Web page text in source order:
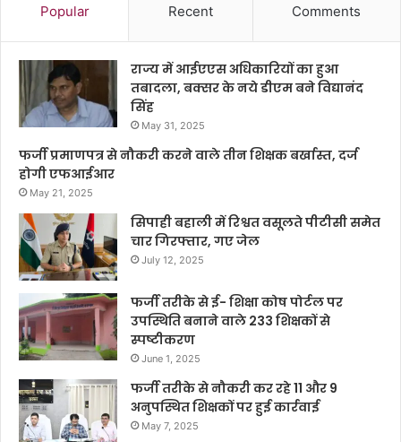
Popular Recent Comments
राज्य में आईएएस अधिकारियों का हुआ
तबादला, बक्सर के नये डीएम बने विद्यानंद
सिंह
May 31, 2025
फर्जी प्रमाणपत्र से नौकरी करने वाले तीन शिक्षक बर्खास्त, दर्ज
होगी एफआईआर
May 21, 2025
सिपाही बहाली में रिश्वत वसूलते पीटीसी समेत
चार गिरफ्तार, गए जेल
July 12, 2025
फर्जी तरीके से ई- शिक्षा कोष पोर्टल पर
उपस्थिति बनाने वाले 233 शिक्षकों से
स्पष्टीकरण
June 1, 2025
फर्जी तरीके से नौकरी कर रहे 11 और 9
अनुपस्थित शिक्षकों पर हुई कार्रवाई
May 7, 2025